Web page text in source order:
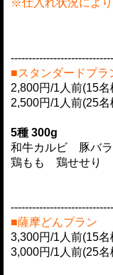
※仕入れ状況により
■スタンダードプラ
2,800円/1人前(15
2,500円/1人前(25名
5種 300g
和牛カルビ 豚バラ
鶏もも 鶏せせり
■薩摩どんプラン
3,300円/1人前(15
3,000円/1人前(25名